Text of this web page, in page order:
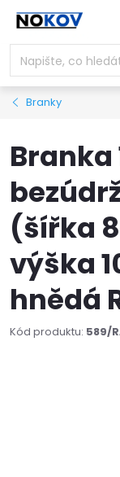
Přejít
obsah
Branky
Branka
(šířka
výška
hnědá
Kód produktu: 589/